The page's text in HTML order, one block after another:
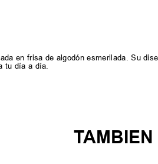
en frisa de algodón esmerilada. Su
tu día a día.